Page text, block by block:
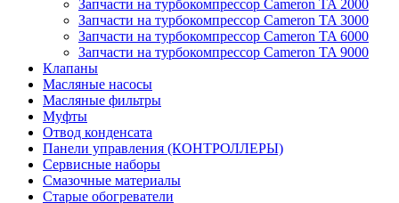
Запчасти на турбокомпрессор Cameron TA 2000
Запчасти на турбокомпрессор Cameron TA 3000
Запчасти на турбокомпрессор Cameron TA 6000
Запчасти на турбокомпрессор Cameron TA 9000
Клапаны
Масляные насосы
Масляные фильтры
Муфты
Отвод конденсата
Панели управления (КОНТРОЛЛЕРЫ)
Сервисные наборы
Смазочные материалы
Старые обогреватели